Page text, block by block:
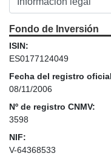
Fondo de Inversión
ISIN:
ES0177124049
Fecha del registro
08/11/2006
Nº de registro CNMV:
3598
NIF:
V-64368533